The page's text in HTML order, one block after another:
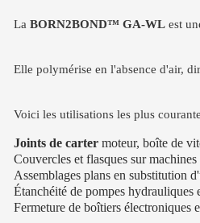
La BORN2BOND™ GA-WL est
Elle polymérise en l'absence d'air,
Voici les utilisations les plus
Joints de carter moteur, boîte de
Couvercles et flasques sur
Assemblages plans en substitution
Étanchéité de pompes hydrauliques
Fermeture de boîtiers électroniques